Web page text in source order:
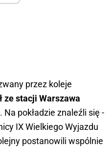
przez koleje
ze stacji Warszawa
. Na pokładzie znaleźli się -
IX Wielkiego Wyjazdu
postanowili wspólnie